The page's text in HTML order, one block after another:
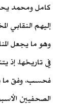
كامل ومحمد
إليهم النقابي
وهو ما يجعل
فحسب، وفق ما
الصحفيين